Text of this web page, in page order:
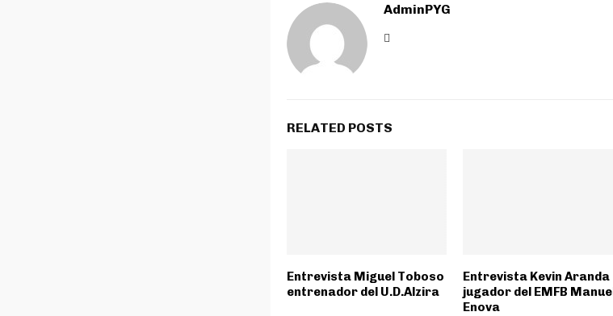
AdminPYG
RELATED POSTS
Entrevista Miguel Toboso
entrenador del U.D.Alzira
Entrevista Kevin Aranda
jugador del EMFB Manuel
Enova